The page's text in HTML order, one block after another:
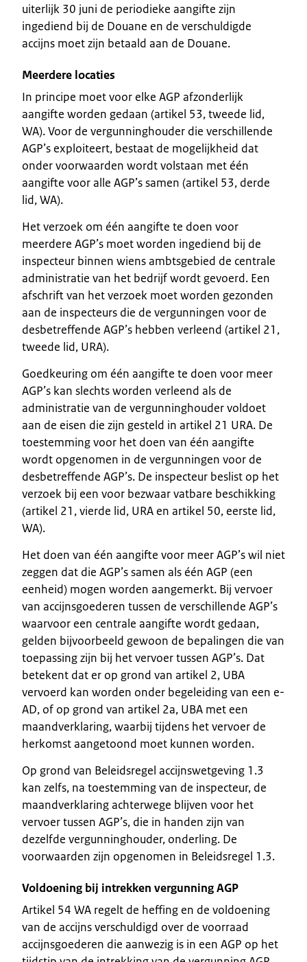
uiterlijk 30 juni de periodieke aangifte zijn
ingediend bij de Douane en de verschuldigde
accijns moet zijn betaald aan de Douane.
Meerdere locaties
In principe moet voor elke AGP afzonderlijk
aangifte worden gedaan (artikel 53, tweede lid,
WA). Voor de vergunninghouder die verschillende
AGP’s exploiteert, bestaat de mogelijkheid dat
onder voorwaarden wordt volstaan met één
aangifte voor alle AGP’s samen (artikel 53, derde
lid, WA).
Het verzoek om één aangifte te doen voor
meerdere AGP’s moet worden ingediend bij de
inspecteur binnen wiens ambtsgebied de centrale
administratie van het bedrijf wordt gevoerd. Een
afschrift van het verzoek moet worden gezonden
aan de inspecteurs die de vergunningen voor de
desbetreffende AGP’s hebben verleend (artikel 21,
tweede lid, URA).
Goedkeuring om één aangifte te doen voor meer
AGP’s kan slechts worden verleend als de
administratie van de vergunninghouder voldoet
aan de eisen die zijn gesteld in artikel 21 URA. De
toestemming voor het doen van één aangifte
wordt opgenomen in de vergunningen voor de
desbetreffende AGP’s. De inspecteur beslist op het
verzoek bij een voor bezwaar vatbare beschikking
(artikel 21, vierde lid, URA en artikel 50, eerste lid,
WA).
Het doen van één aangifte voor meer AGP’s wil niet
zeggen dat die AGP’s samen als één AGP (een
eenheid) mogen worden aangemerkt. Bij vervoer
van accijnsgoederen tussen de verschillende AGP’s
waarvoor een centrale aangifte wordt gedaan,
gelden bijvoorbeeld gewoon de bepalingen die van
toepassing zijn bij het vervoer tussen AGP’s. Dat
betekent dat er op grond van artikel 2, UBA
vervoerd kan worden onder begeleiding van een e-
AD, of op grond van artikel 2a, UBA met een
maandverklaring, waarbij tijdens het vervoer de
herkomst aangetoond moet kunnen worden.
Op grond van Beleidsregel accijnswetgeving 1.3
kan zelfs, na toestemming van de inspecteur, de
maandverklaring achterwege blijven voor het
vervoer tussen AGP’s, die in handen zijn van
dezelfde vergunninghouder, onderling. De
voorwaarden zijn opgenomen in Beleidsregel 1.3.
Voldoening bij intrekken vergunning AGP
Artikel 54 WA regelt de heffing en de voldoening
van de accijns verschuldigd over de voorraad
accijnsgoederen die aanwezig is in een AGP op het